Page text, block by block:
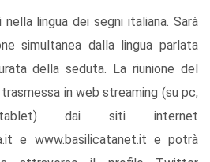
nella lingua dei segni italiana. Sarà
simultanea dalla lingua parlata
della seduta. La riunione del
in web streaming (su pc,
dai siti internet
e www.basilicatanet.it e potrà